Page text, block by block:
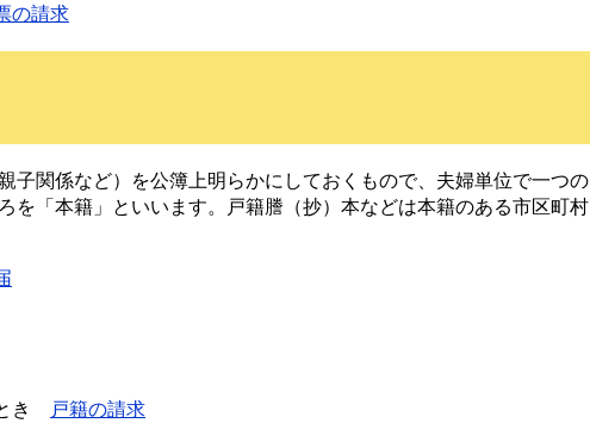
の請求
子関係など）を公簿上明らかにしておくもので、夫婦単位で一つの
を「本籍」といいます。戸籍謄（抄）本などは本籍のある市区町村
き
戸籍の請求